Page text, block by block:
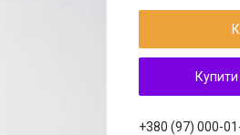
Купити
+380 (97) 000-